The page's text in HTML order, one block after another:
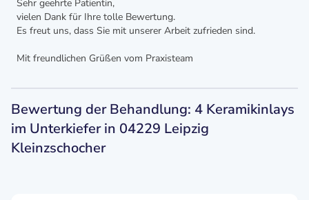
Sehr geehrte Patientin,
vielen Dank für Ihre tolle Bewertung.
Es freut uns, dass Sie mit unserer Arbeit zufrieden sind.
Mit freundlichen Grüßen vom Praxisteam
Bewertung der Behandlung: 4 Keramikinlays
im Unterkiefer in 04229 Leipzig
Kleinzschocher